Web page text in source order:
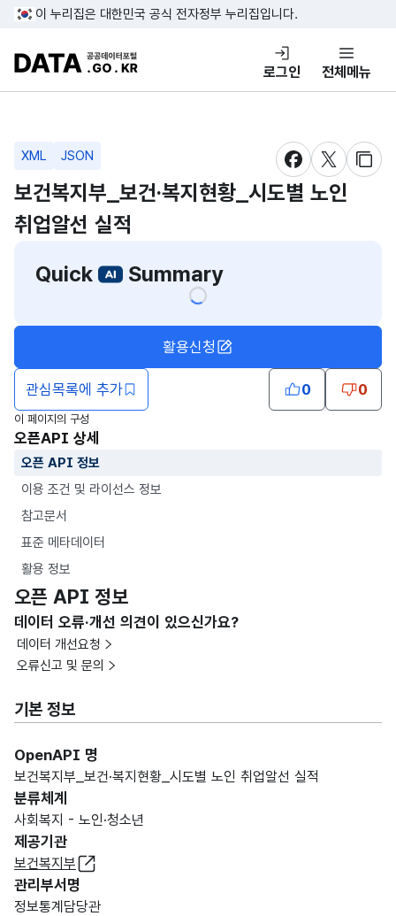
콘텐츠 바로가기
푸터 바로가기
이 누리집은 대한민국 공식 전자정부 누리집입니다.
DATA.GO.KR 공공데이터포털
로그인 전체메뉴
XML JSON
새창 열림새창 열림
새창
보건복지부_보건·복지현황_시도별 노인
취업알선 실적
Quick
Summary
관심목록에 추가
활용신청
0 0
이 페이지의 구성
오픈API 상세
오픈 API 정보
이용 조건 및 라이선스 정보
참고문서
표준 메타데이터
활용 정보
오픈 API 정보
데이터 오류·개선 의견이 있으신가요?
데이터 개선요청
오류신고 및 문의
기본 정보
OpenAPI 명
보건복지부_보건·복지현황_시도별 노인 취업알선 실적
분류체계
사회복지 - 노인·청소년
제공기관
보건복지부
관리부서명
정보통계담당관